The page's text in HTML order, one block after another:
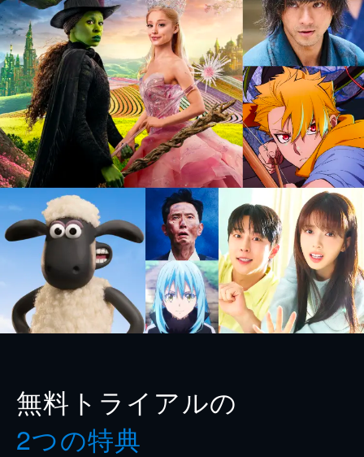
無料トライアルの
2つの特典